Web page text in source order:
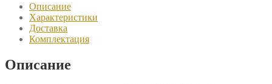
Описание
Характеристики
Доставка
Комплектация
Описание